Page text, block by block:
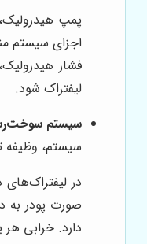
پمپ
اجزای سیستم
فشار
لیفتراک شود.
سیستم
سیستم، وظیفه
صورت پودر به
دارد. خرابی